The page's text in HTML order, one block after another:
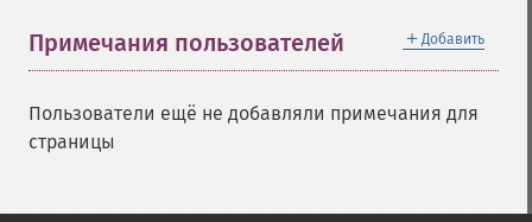
＋ Добавить
Примечания пользователей
Пользователи ещё не добавляли примечания для
страницы